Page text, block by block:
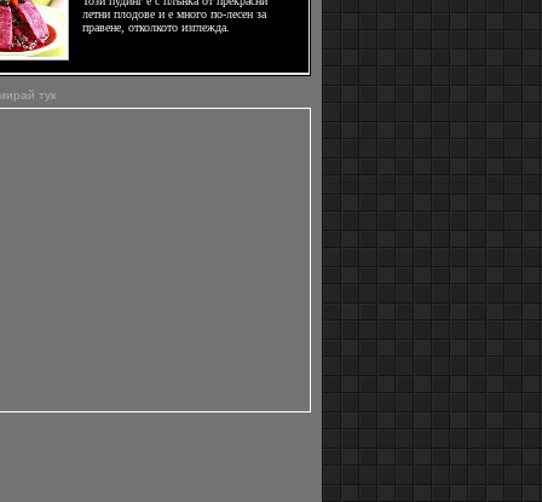
летни плодове и е много по-лесен за
правене, отколкото изглежда.
тук